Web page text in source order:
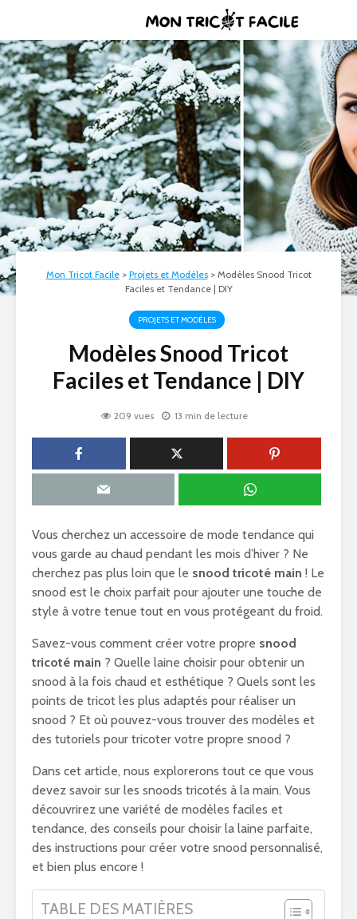
Mon Tricot Facile> Projets et Modèles> Modèles Snood Tricot
Faciles et Tendance | DIY
PROJETS ET MODÈLES
Modèles Snood Tricot
Faciles et Tendance | DIY
209 vues 13 min de lecture
Vous cherchez un accessoire de mode tendance qui
vous garde au chaud pendant les mois d’hiver ? Ne
cherchez pas plus loin que le snood tricoté main ! Le
snood est le choix parfait pour ajouter une touche de
style à votre tenue tout en vous protégeant du froid.
Savez-vous comment créer votre propre snood
tricoté main ? Quelle laine choisir pour obtenir un
snood à la fois chaud et esthétique ? Quels sont les
points de tricot les plus adaptés pour réaliser un
snood ? Et où pouvez-vous trouver des modèles et
des tutoriels pour tricoter votre propre snood ?
Dans cet article, nous explorerons tout ce que vous
devez savoir sur les snoods tricotés à la main. Vous
découvrirez une variété de modèles faciles et
tendance, des conseils pour choisir la laine parfaite,
des instructions pour créer votre snood personnalisé,
et bien plus encore !
TABLE DES MATIÈRES